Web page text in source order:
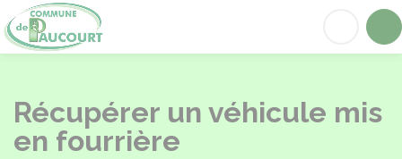
Récupérer un véhicule mis
en fourrière